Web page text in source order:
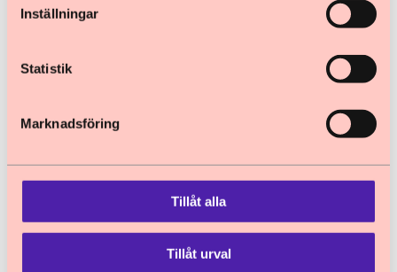
Inställningar
Statistik
Marknadsföring
Tillåt alla
Tillåt urval
I både SoL och Lagen om vård av unga (LVU)
Barnets bästa ska beaktas i alla ärenden som
åtgärder som rör vård- eller
behandlingsinsatser för barn och i alla beslut
enligt LVU.
Mot bakgrund av socialnämndens särskilda
ansvar att skydda barn anser
Barnombudsmannen att det är